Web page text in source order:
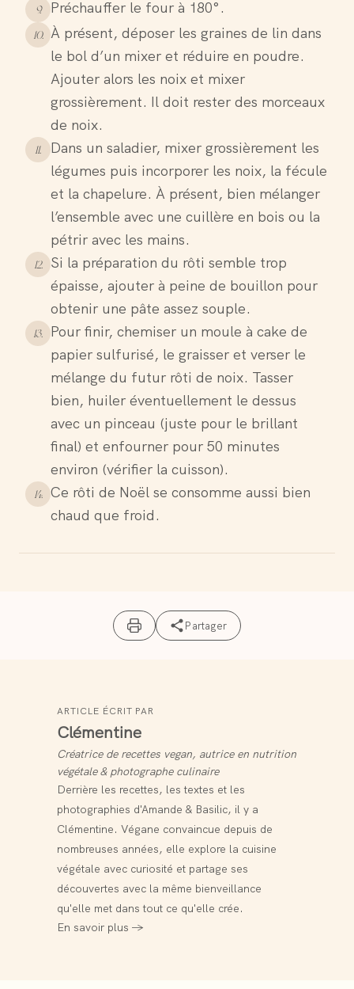
9. Préchauffer le four à 180°.
10. À présent, déposer les graines de lin dans
le bol d’un mixer et réduire en poudre.
Ajouter alors les noix et mixer
grossièrement. Il doit rester des morceaux
de noix.
11.
Dans un saladier, mixer grossièrement les
légumes puis incorporer les noix, la fécule
et la chapelure. À présent, bien mélanger
l’ensemble avec une cuillère en bois ou la
pétrir avec les mains.
12.
Si la préparation du rôti semble trop
épaisse, ajouter à peine de bouillon pour
obtenir une pâte assez souple.
13.
Pour finir, chemiser un moule à cake de
papier sulfurisé, le graisser et verser le
mélange du futur rôti de noix. Tasser
bien, huiler éventuellement le dessus
avec un pinceau (juste pour le brillant
final) et enfourner pour 50 minutes
environ (vérifier la cuisson).
14.
Ce rôti de Noël se consomme aussi bien
chaud que froid.
Partager
ARTICLE ÉCRIT PAR
Clémentine
Créatrice de recettes vegan, autrice en nutrition
végétale & photographe culinaire
Derrière les recettes, les textes et les
photographies d'Amande & Basilic, il y a
Clémentine. Végane convaincue depuis de
nombreuses années, elle explore la cuisine
végétale avec curiosité et partage ses
découvertes avec la même bienveillance
qu'elle met dans tout ce qu'elle crée.
En savoir plus →